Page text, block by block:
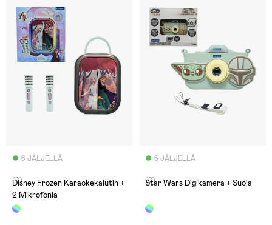
6 JÄLJELLÄ
(0)
Disney Frozen Karaokekaiutin +
2 Mikrofonia
6 JÄLJELLÄ
(0)
Star Wars Digikamera + Suoja